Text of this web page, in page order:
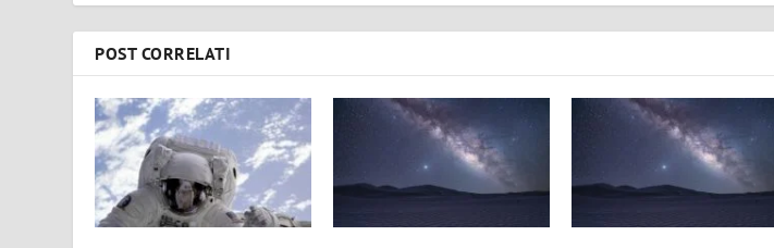
POST CORRELATI